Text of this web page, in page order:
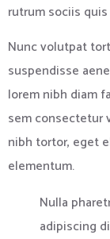
rutrum sociis
Nunc volutpat
suspendisse
lorem nibh diam
sem consectetur
nibh tortor, eget
elementum.
Nulla
adipiscing